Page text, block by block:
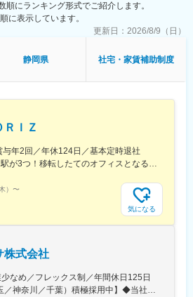
西新町駅、加古川駅、英賀保駅、江原駅、
宮駅、紀伊新庄駅、新宮駅、尾鷲駅、高茶
十九駅、手力駅、東大垣駅、小泉駅、高山
堀ノ内駅、蘇我駅、清水駅(愛知県)、烏森
江古田駅、名城公園駅、近鉄八田駅、神田駅
にランキング形式でご紹介します。
に表示しています。
更新日： 2026/8/9（日）
静岡県 社宅・家賃補助制度
ＲＩＺ
年2回／年休124日／基本定時退社
徒歩5分圏内に最寄り駅が3つ！移転したてのオフィスとなるため、新しくキレイなオフィスで働けます！★転勤なし東京都中央区銀座6-13-16 ヒューリック銀座ウォールビル3階新富町から徒歩3分※受動喫煙対策：屋内禁煙
） 〜
気になる
株式会社
なめ／フレックス制／年間休日125日
【首都圏（東京／埼玉／神奈川／千葉）積極採用中】◆当社が展開する【北海道／関東／首都圏／中部／近畿／九州】の各事業所へご希望を考慮した上で配属となります。【北海道】北海道【関東】栃木／群馬／茨城／長野／山梨／新潟【首都圏】東京／埼玉／神奈川／千葉★積極採用エリア【中部】静岡／愛知／三重／岐阜【近畿】滋賀／兵庫／大阪／京都／奈良／和歌山【九州】福岡／長崎／熊本／大分／宮崎／鹿児島各事業所の詳細については、弊社HPよりご確認ください※「企業情報」→「拠点」よりご確認いただけます。屋内禁煙(※喫煙室あり※禁煙タイムあり※喫煙室での就労はありません)